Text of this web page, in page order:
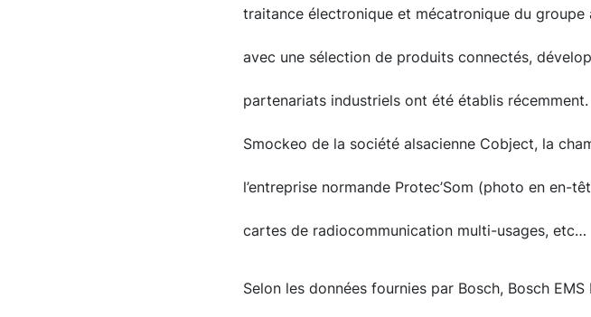
traitance électronique et mécatronique du
avec une sélection de produits connectés,
partenariats industriels ont été établis
Smockeo de la société alsacienne Cobject, la
l’entreprise normande Protec’Som (photo en
cartes de radiocommunication multi-usages, etc…
Selon les données fournies par Bosch, Bosch